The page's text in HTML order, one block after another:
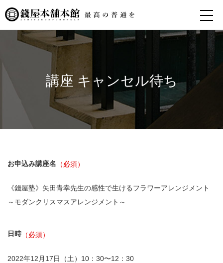
講座 キャンセル待ち
お申込み講座名
《錢屋塾》矢田青幸先生の感性で生けるフラワーアレンジメント
～モダンクリスマスアレンジメント～
日時
2022年12月17日（土）10：30〜12：30